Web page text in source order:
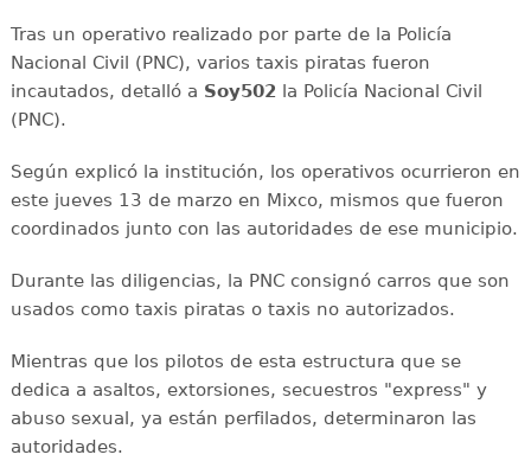
Tras un operativo realizado por parte de la Policía
Nacional Civil (PNC), varios taxis piratas fueron
incautados, detalló a Soy502la Policía Nacional Civil
(PNC).
Según explicó la institución, los operativos ocurrieron en
este jueves 13 de marzo en Mixco, mismos que fueron
coordinados junto con las autoridades de ese municipio.
Durante las diligencias, la PNC consignó carros que son
usados como taxis piratas o taxis no autorizados.
Mientras que los pilotos de esta estructura que se
dedica a asaltos, extorsiones, secuestros "express" y
abuso sexual, ya están perfilados, determinaron las
autoridades.